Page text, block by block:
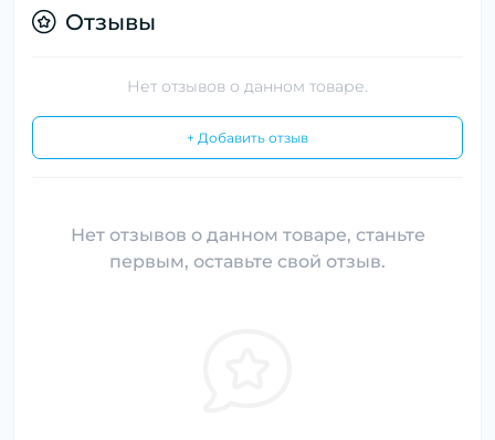
Отзывы
Нет отзывов о данном товаре.
+ Добавить отзыв
Нет отзывов о данном товаре, станьте
первым, оставьте свой отзыв.